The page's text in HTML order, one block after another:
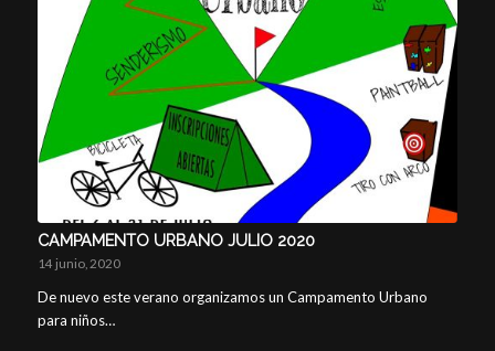
CAMPAMENTO URBANO JULIO 2020
14 junio, 2020
De nuevo este verano organizamos un Campamento Urbano
para niños…